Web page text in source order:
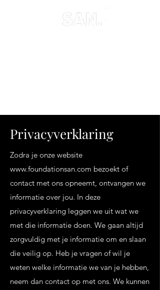
Privacyverklaring
Zodra je onze website
www.foundationsan.com bezoekt of
contact met ons opneemt, ontvangen we
informatie over jou. In deze
privacyverklaring leggen we uit wat we
met die informatie doen. We gaan altijd
zorgvuldig met je informatie om en slaan
die veilig op. Heb je vragen of wil je
weten welke informatie we van je hebben,
neem dan contact op met ons. We kunnen